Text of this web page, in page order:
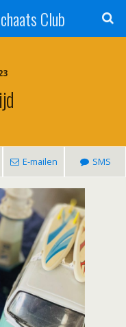
Club
E-mailen SMS